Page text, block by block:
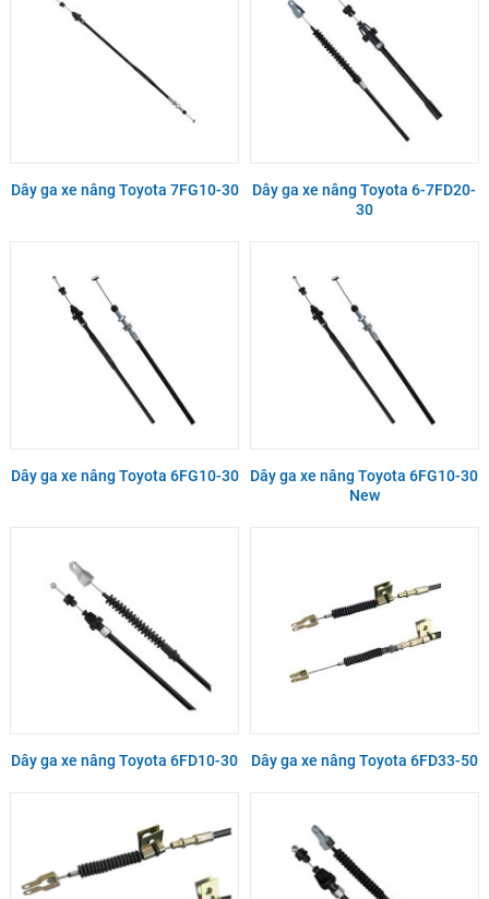
Dây ga xe nâng Toyota 7FG10-30
Dây ga xe nâng Toyota 6-7FD20-
30
Dây ga xe nâng Toyota 6FG10-30
Dây ga xe nâng Toyota 6FG10-30
New
Dây ga xe nâng Toyota 6FD10-30 Dây ga xe nâng Toyota 6FD33-50